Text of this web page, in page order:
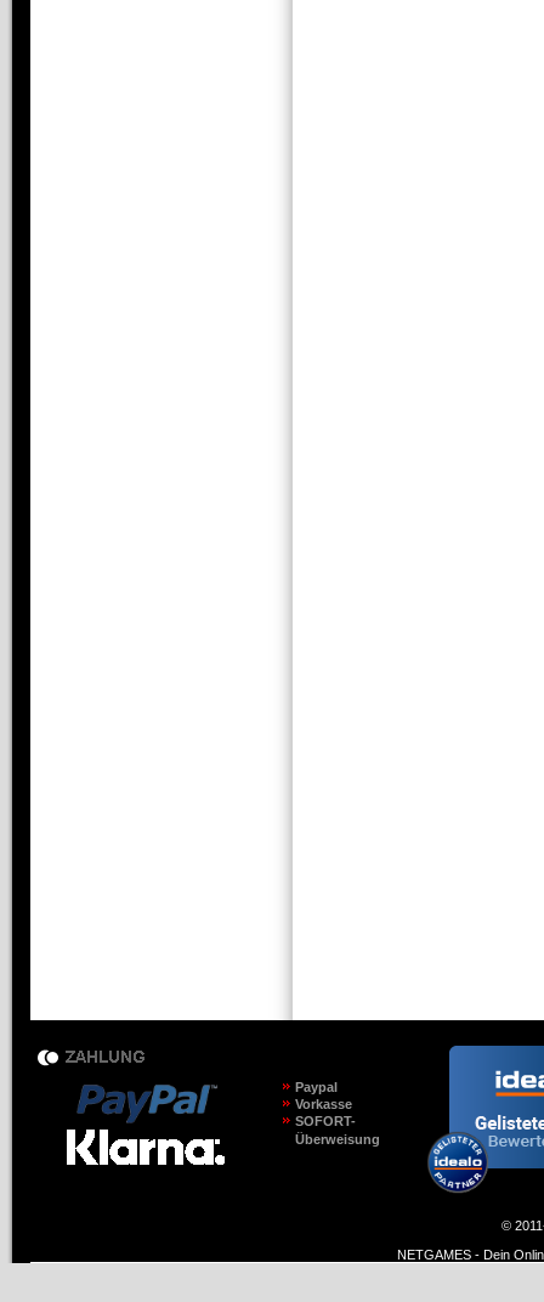
Paypal
Vorkasse
SOFORT-
Überweisung
©
NETGAMES - Dein